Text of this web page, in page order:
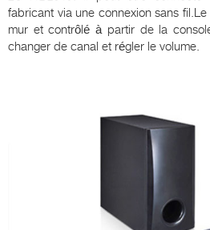
fabricant via une connexion sans
mur et contrôlé à partir de la
changer de canal et régler le volume.